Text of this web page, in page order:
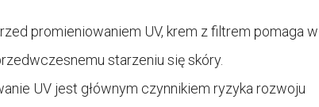
promieniowaniem UV, krem z filtrem pomaga w
starzeniu się skóry.
UV jest głównym czynnikiem ryzyka rozwoju